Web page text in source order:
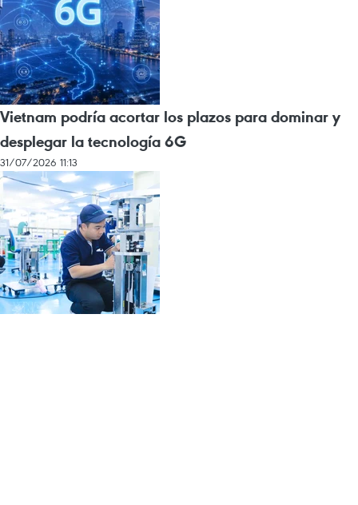
Vietnam podría acortar los plazos para dominar y
desplegar la tecnología 6G
31/07/2026 11:13